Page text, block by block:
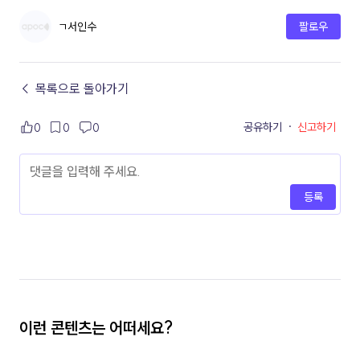
ㄱ서인수 팔로우
← 목록으로 돌아가기
0 0 0 공유하기 · 신고하기
등록
이런 콘텐츠는 어떠세요?